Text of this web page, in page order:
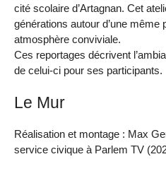
cité scolaire d’Artagnan. Cet
générations autour d’une
atmosphère conviviale.
Ces reportages décrivent
de celui-ci pour ses participants.
Le Mur
Réalisation et montage : Max
service civique à Parlem TV